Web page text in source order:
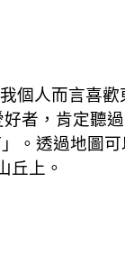
個人而言喜
者，肯定聽
透過地圖可
丘上。